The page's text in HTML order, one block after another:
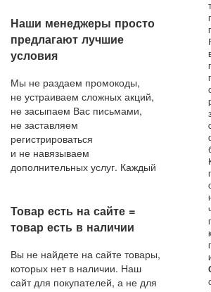
на рынке.
Наши менеджеры просто
предлагают лучшие
условия
Мы не раздаем промокоды,
не устраиваем сложных акций,
не засыпаем Вас письмами,
не заставляем
регистрироваться
и не навязываем
дополнительных услуг. Каждый
заказа он получает
оптимальное по стоимости
и качеству предложение
от наших специалистов.
Товар есть на сайте =
товар есть в наличии
Вы не найдете на сайте товары,
которых нет в наличии. Наш
сайт для покупателей, а не для